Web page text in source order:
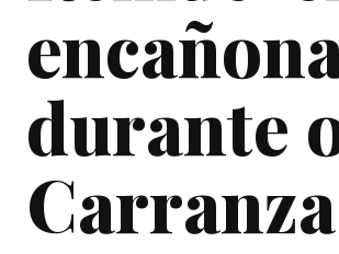
durante